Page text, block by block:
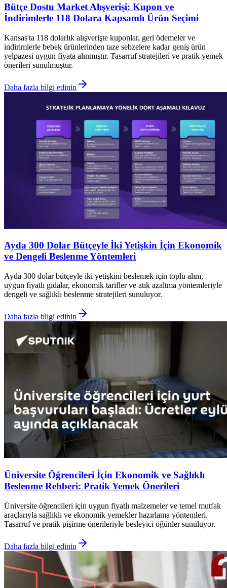
Bütçe Dostu Market Alışverişi: Kupon ve
İndirimlerle 118 Dolara Kapsamlı Ürün Seçimi
Kansas'ta 118 dolarlık alışverişte kuponlar, geri ödemeler ve
indirimlerle bebek ürünlerinden taze sebzelere kadar geniş ürün
yelpazesi uygun fiyata alınmıştır. Tasarruf stratejileri ve pratik yemek
önerileri sunulmuştur.
Daha fazla bilgi edinin
Ayda 300 Dolar Bütçeyle İki Yetişkin İçin Ekonomik
ve Dengeli Beslenme Yöntemleri
Ayda 300 dolar bütçeyle iki yetişkini beslemek için toplu alım,
uygun fiyatlı gıdalar, ekonomik tarifler ve atık azaltma yöntemleriyle
dengeli ve sağlıklı beslenme stratejileri sunuluyor.
Daha fazla bilgi edinin
Üniversite Öğrencileri İçin Ekonomik ve Sağlıklı
Beslenme Rehberi: Pratik Yemek Önerileri
Üniversite öğrencileri için uygun fiyatlı malzemeler ve temel mutfak
araçlarıyla sağlıklı ve ekonomik yemekler hazırlama yöntemleri.
Tasarruf ve pratik pişirme önerileriyle besleyici öğünler sunuluyor.
Daha fazla bilgi edinin